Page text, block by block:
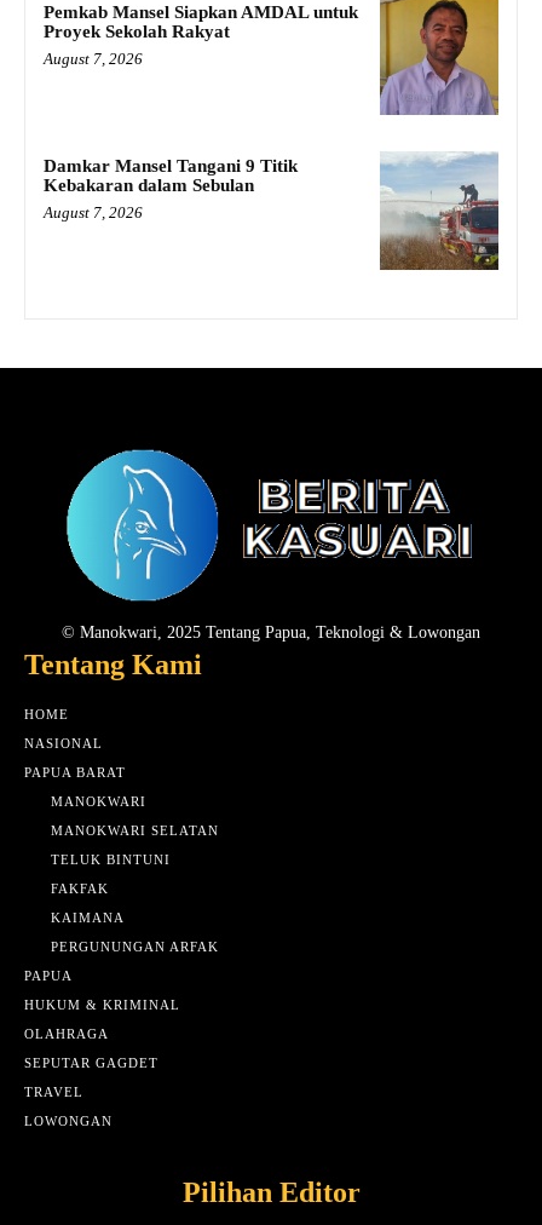
Pemkab Mansel Siapkan AMDAL untuk
Proyek Sekolah Rakyat
August 7, 2026
Damkar Mansel Tangani 9 Titik
Kebakaran dalam Sebulan
August 7, 2026
© Manokwari, 2025 Tentang Papua, Teknologi & Lowongan
Tentang Kami
HOME
NASIONAL
PAPUA BARAT
MANOKWARI
MANOKWARI SELATAN
TELUK BINTUNI
FAKFAK
KAIMANA
PERGUNUNGAN ARFAK
PAPUA
HUKUM & KRIMINAL
OLAHRAGA
SEPUTAR GAGDET
TRAVEL
LOWONGAN
Pilihan Editor